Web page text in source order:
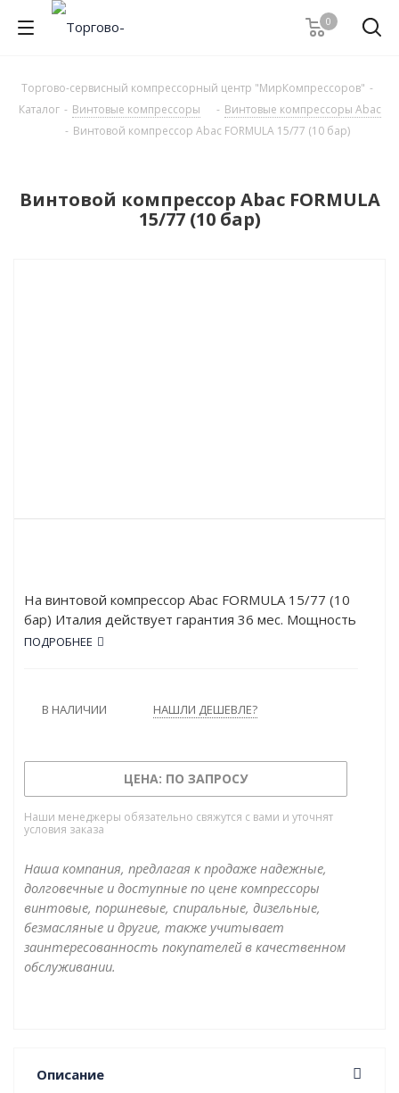
0
Торгово-сервисный компрессорный центр "МирКомпрессоров" -
Каталог - Винтовые компрессоры - Винтовые компрессоры Abac
- Винтовой компрессор Abac FORMULA 15/77 (10 бар)
Винтовой компрессор Abac FORMULA
15/77 (10 бар)
На винтовой компрессор Abac FORMULA 15/77 (10
бар) Италия действует гарантия 36 мес. Мощность
двигателя FORMULA 15/77 (10 бар) составляет 15
ПОДРОБНЕЕ
В НАЛИЧИИ НАШЛИ ДЕШЕВЛЕ?
ЦЕНА: ПО ЗАПРОСУ
Наши менеджеры обязательно свяжутся с вами и уточнят
условия заказа
Наша компания, предлагая к продаже надежные,
долговечные и доступные по цене компрессоры
винтовые, поршневые, спиральные, дизельные,
безмасляные и другие, также учитывает
заинтересованность покупателей в качественном
обслуживании.
Описание